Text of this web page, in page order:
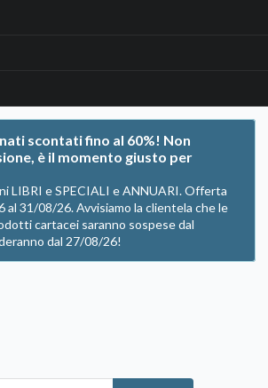
scontati fino al 60%! Non
è il momento giusto per
LIBRI e SPECIALI e ANNUARI. Offerta
al 31/08/26. Avvisiamo la clientela che le
cartacei saranno sospese dal
dal 27/08/26!